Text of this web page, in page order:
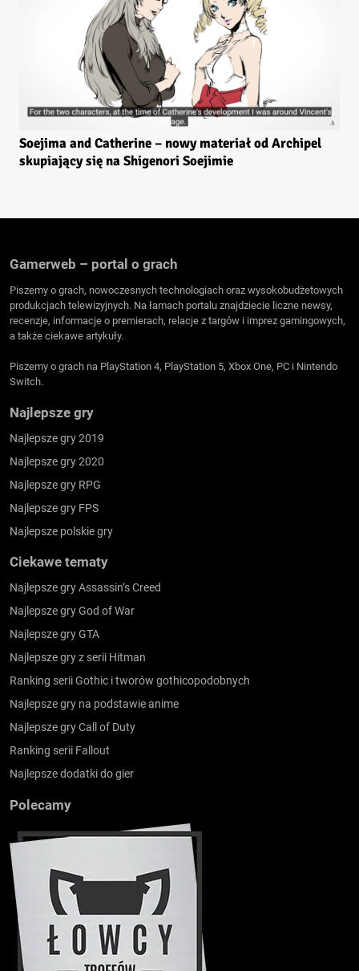
Soejima and Catherine – nowy materiał od Archipel
skupiający się na Shigenori Soejimie
Gamerweb – portal o grach
Piszemy o grach, nowoczesnych technologiach oraz wysokobudżetowych
produkcjach telewizyjnych. Na łamach portalu znajdziecie liczne newsy,
recenzje, informacje o premierach, relacje z targów i imprez gamingowych,
a także ciekawe artykuły.
Piszemy o grach na PlayStation 4, PlayStation 5, Xbox One, PC i Nintendo
Switch.
Najlepsze gry
Najlepsze gry 2019
Najlepsze gry 2020
Najlepsze gry RPG
Najlepsze gry FPS
Najlepsze polskie gry
Ciekawe tematy
Najlepsze gry Assassin’s Creed
Najlepsze gry God of War
Najlepsze gry GTA
Najlepsze gry z serii Hitman
Ranking serii Gothic i tworów gothicopodobnych
Najlepsze gry na podstawie anime
Najlepsze gry Call of Duty
Ranking serii Fallout
Najlepsze dodatki do gier
Polecamy